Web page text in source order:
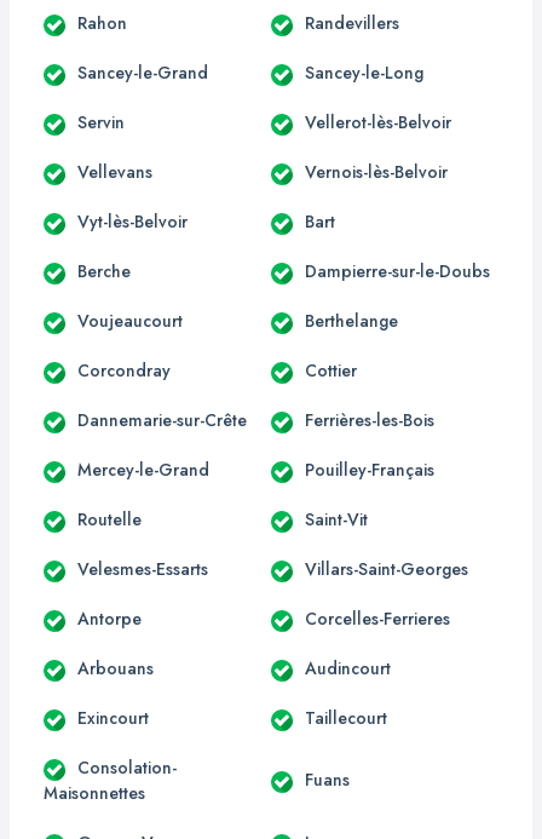
Rahon Randevillers
Sancey-le-Grand Sancey-le-Long
Servin Vellerot-lès-Belvoir
Vellevans Vernois-lès-Belvoir
Vyt-lès-Belvoir Bart
Berche Dampierre-sur-le-Doubs
Voujeaucourt Berthelange
Corcondray Cottier
Dannemarie-sur-Crête Ferrières-les-Bois
Mercey-le-Grand Pouilley-Français
Routelle Saint-Vit
Velesmes-Essarts Villars-Saint-Georges
Antorpe Corcelles-Ferrieres
Arbouans Audincourt
Exincourt Taillecourt
Consolation-
Maisonnettes
Fuans